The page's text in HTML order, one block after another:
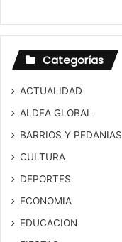
Categorías
ACTUALIDAD
ALDEA GLOBAL
BARRIOS Y PEDANIAS
CULTURA
DEPORTES
ECONOMIA
EDUCACION